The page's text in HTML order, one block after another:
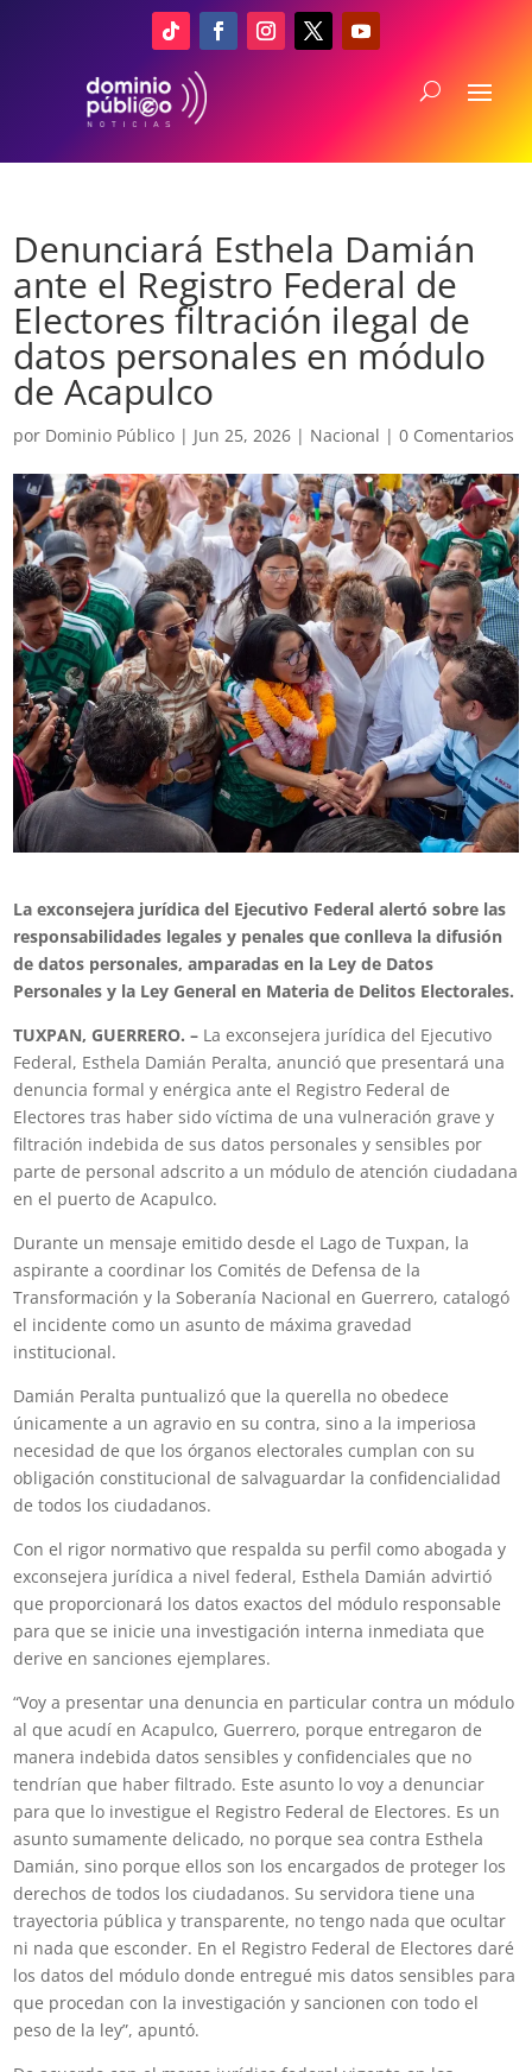
Denunciará Esthela Damián
ante el Registro Federal de
Electores filtración ilegal de
datos personales en módulo
de Acapulco
por Dominio Público | Jun 25, 2026 | Nacional |0 Comentarios
La exconsejera jurídica del Ejecutivo Federal alertó sobre las
responsabilidades legales y penales que conlleva la difusión
de datos personales, amparadas en la Ley de Datos
Personales y la Ley General en Materia de Delitos Electorales.
TUXPAN, GUERRERO. – La exconsejera jurídica del Ejecutivo
Federal, Esthela Damián Peralta, anunció que presentará una
denuncia formal y enérgica ante el Registro Federal de
Electores tras haber sido víctima de una vulneración grave y
filtración indebida de sus datos personales y sensibles por
parte de personal adscrito a un módulo de atención ciudadana
en el puerto de Acapulco.
Durante un mensaje emitido desde el Lago de Tuxpan, la
aspirante a coordinar los Comités de Defensa de la
Transformación y la Soberanía Nacional en Guerrero, catalogó
el incidente como un asunto de máxima gravedad
institucional.
Damián Peralta puntualizó que la querella no obedece
únicamente a un agravio en su contra, sino a la imperiosa
necesidad de que los órganos electorales cumplan con su
obligación constitucional de salvaguardar la confidencialidad
de todos los ciudadanos.
Con el rigor normativo que respalda su perfil como abogada y
exconsejera jurídica a nivel federal, Esthela Damián advirtió
que proporcionará los datos exactos del módulo responsable
para que se inicie una investigación interna inmediata que
derive en sanciones ejemplares.
“Voy a presentar una denuncia en particular contra un módulo
al que acudí en Acapulco, Guerrero, porque entregaron de
manera indebida datos sensibles y confidenciales que no
tendrían que haber filtrado. Este asunto lo voy a denunciar
para que lo investigue el Registro Federal de Electores. Es un
asunto sumamente delicado, no porque sea contra Esthela
Damián, sino porque ellos son los encargados de proteger los
derechos de todos los ciudadanos. Su servidora tiene una
trayectoria pública y transparente, no tengo nada que ocultar
ni nada que esconder. En el Registro Federal de Electores daré
los datos del módulo donde entregué mis datos sensibles para
que procedan con la investigación y sancionen con todo el
peso de la ley”, apuntó.